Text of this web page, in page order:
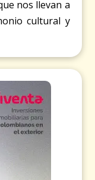
nos llevan a
cultural y